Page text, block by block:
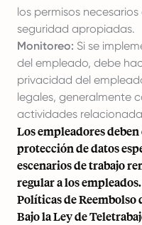
los permisos
seguridad apropiadas.
Monitoreo: Si se
del empleado, debe
privacidad del
legales, generalmente
actividades
Los empleadores
protección de datos
escenarios de trabajo
regular a los empleados.
Políticas de Reembolso
Bajo la Ley de